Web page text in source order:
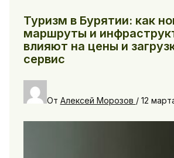
Туризм в Бурятии: как
маршруты и
влияют на цены и
сервис
От Алексей Морозов / 12